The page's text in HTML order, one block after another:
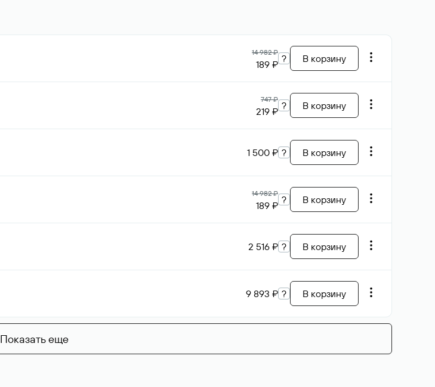
14 982 ₽
189 ₽ ? В корзину
747 ₽
219 ₽ ? В корзину
1 500 ₽ ? В корзину
14 982 ₽
189 ₽ ? В корзину
2 516 ₽ ? В корзину
9 893 ₽ ? В корзину
Показать еще